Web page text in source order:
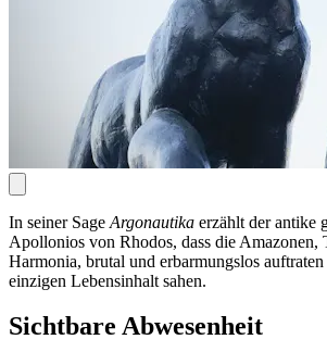
In seiner Sage Argonautika erzählt der antike
Apollonios von Rhodos, dass die Amazonen,
Harmonia, brutal und erbarmungslos
einzigen Lebensinhalt sahen.
Sichtbare Abwesenheit